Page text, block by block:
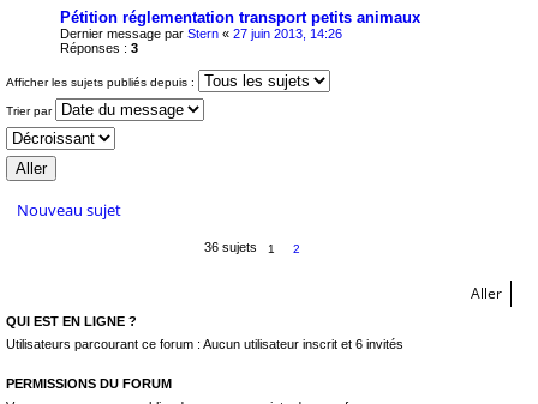
Pétition réglementation transport petits animaux
Dernier message par Stern « 27 juin 2013, 14:26
Réponses : 3
Afficher les sujets publiés depuis :
Trier par
Nouveau sujet
36 sujets 1 2
Aller
QUI EST EN LIGNE ?
Utilisateurs parcourant ce forum : Aucun utilisateur inscrit et 6 invités
PERMISSIONS DU FORUM